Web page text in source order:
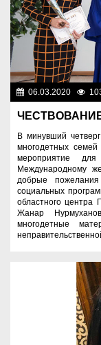
06.03.2020
В минувший
многодетных семей
мероприятие
Международному
добрые пожелания
социальных
областного центра
Жанар
многодетные